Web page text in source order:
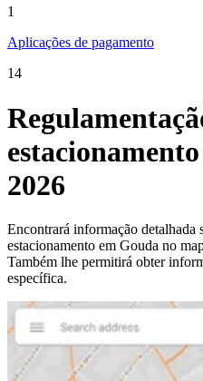
1
Aplicações de pagamento
14
2026
Encontrará informação detalhada
estacionamento em Gouda no
Também lhe permitirá obter
específica.